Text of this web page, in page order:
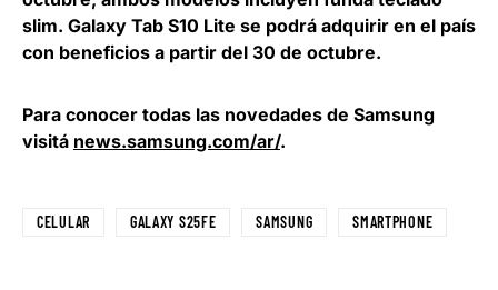
slim. Galaxy Tab S10 Lite se podrá adquirir en el país
con beneficios a partir del 30 de octubre.
Para conocer todas las novedades de Samsung
visitá news.samsung.com/ar/.
CELULAR GALAXY S25FE SAMSUNG SMARTPHONE